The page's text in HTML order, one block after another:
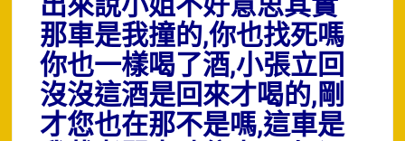
那車是我撞的,你也找死嗎
你也一樣喝了酒,小張立回
沒沒這酒是回來才喝的,剛
才您也在那不是嗎,這車是